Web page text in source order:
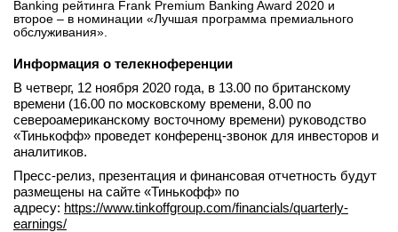
Banking рейтинга Frank Premium Banking Award 2020 и
второе – в номинации «Лучшая программа премиального
обслуживания».
Информация о телекноференции
В четверг, 12 ноября 2020 года, в 13.00 по британскому
времени (16.00 по московскому времени, 8.00 по
североамериканскому восточному времени) руководство
«Тинькофф» проведет конференц-звонок для инвесторов и
аналитиков.
Пресс-релиз, презентация и финансовая отчетность будут
размещены на сайте «Тинькофф» по
адресу: https://www.tinkoffgroup.com/financials/quarterly-
earnings/